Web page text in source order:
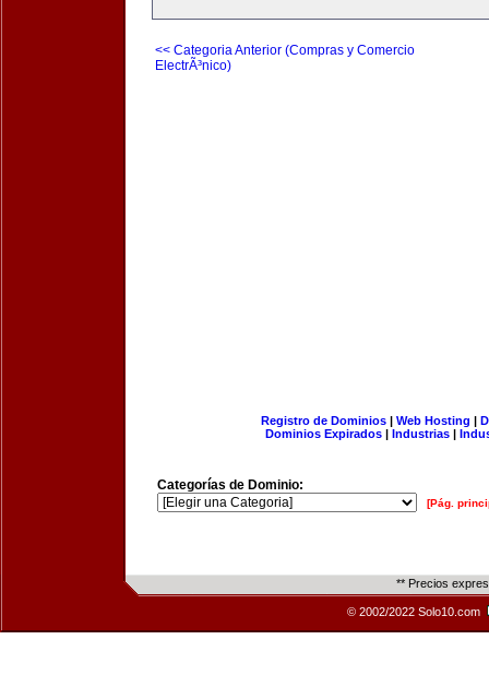
<< Categoria Anterior (Compras y Comercio
ElectrÃ³nico)
Registro de Dominios| Web Hosting |
Dominios Expirados | Industrias |
Categorías de Dominio:
[Pág.
** Precios
© 2002/2022 Solo10.com